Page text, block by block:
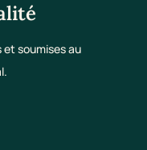
et soumises au